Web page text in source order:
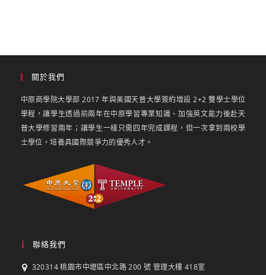
關於我們
中原商學院大學部 2017 年與美國天普大學簽約增設 2+2 雙學士學位
學程，讓學生透過前兩年在中原學習專業知識、加強英文能力後赴天
普大學修習兩年；讓學生一樣只需四年完成課程，但一次拿到兩校學
士學位，培養具國際競爭力的優秀人才。
聯絡我們
320314 桃園市中壢區中北路 200 號 管理大樓 418室